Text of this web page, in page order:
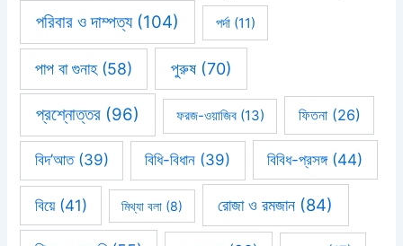
পরিবার ও দাম্পত্য(104) পর্দা(11)
পাপ বা গুনাহ(58) পুরুষ(70)
প্রশ্নোত্তর (96) ফরজ-ওয়াজিব(13) ফিতনা(26)
বিদ’আত(39) বিধি-বিধান (39) বিবিধ-প্রসঙ্গ(44)
বিয়ে(41) মিথ্যা বলা(8) রোজা ও রমজান (84)